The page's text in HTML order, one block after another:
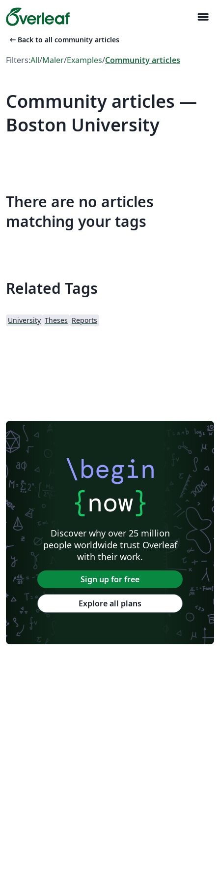
menu
arrow_left_alt Back to all community articles
Filters:All/Maler/Examples/Community articles
Community articles —
Boston University
There are no articles
matching your tags
Related Tags
University Theses Reports
\begin
{now}
Discover why over 25 million
people worldwide trust Overleaf
with their work.
Sign up for free
Explore all plans